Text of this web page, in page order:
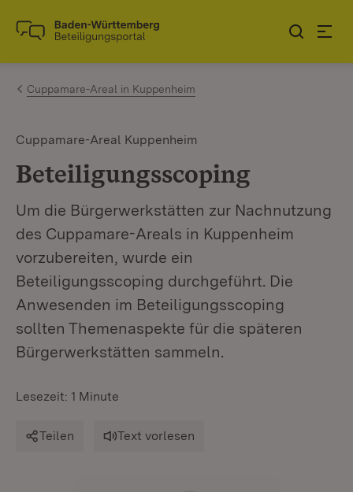
Zum Inhalt springen
Link zur Startseite
Cuppamare-Areal in Kuppenheim
Cuppamare-Areal Kuppenheim
Beteiligungsscoping
Um die Bürgerwerkstätten zur Nachnutzung
des Cuppamare-Areals in Kuppenheim
vorzubereiten, wurde ein
Beteiligungsscoping durchgeführt. Die
Anwesenden im Beteiligungsscoping
sollten Themenaspekte für die späteren
Bürgerwerkstätten sammeln.
Lesezeit: 1 Minute
Teilen Text vorlesen